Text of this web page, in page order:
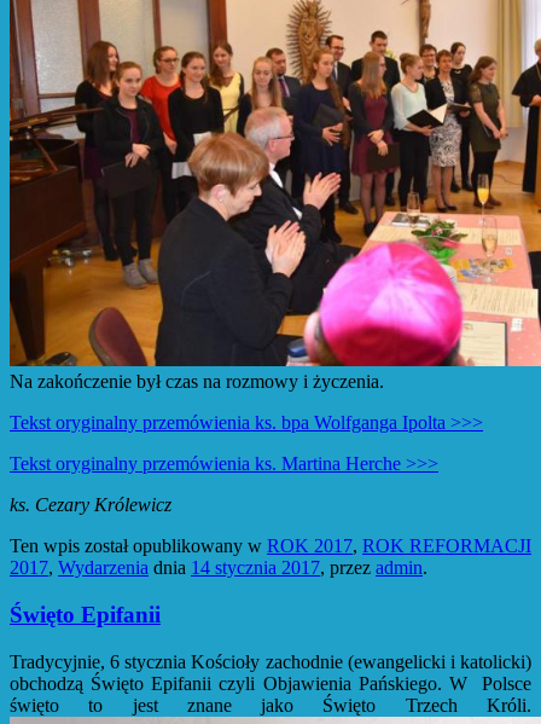
Na zakończenie był czas na rozmowy i życzenia.
Tekst oryginalny przemówienia ks. bpa Wolfganga Ipolta >>>
Tekst oryginalny przemówienia ks. Martina Herche >>>
ks. Cezary Królewicz
Ten wpis został opublikowany w ROK 2017, ROK REFORMACJI
2017, Wydarzenia dnia 14 stycznia 2017, przez admin.
Święto Epifanii
Tradycyjnie, 6 stycznia Kościoły zachodnie (ewangelicki i katolicki)
obchodzą Święto Epifanii czyli Objawienia Pańskiego. W Polsce
święto to jest znane jako Święto Trzech Króli.